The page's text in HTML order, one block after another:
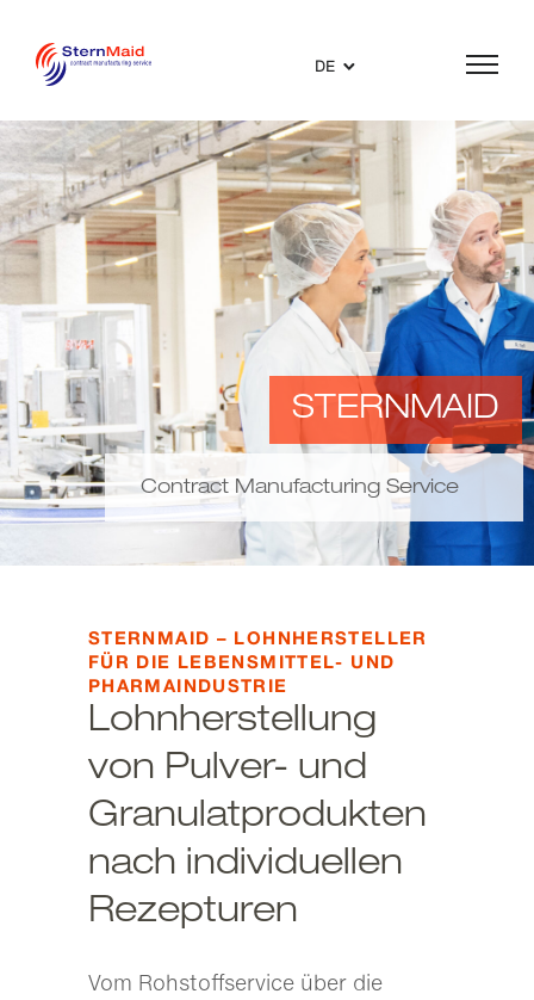
DE
STERNMAID
Contract Manufacturing Service
STERNMAID – LOHNHERSTELLER
FÜR DIE LEBENSMITTEL- UND
PHARMAINDUSTRIE
Lohnherstellung
von Pulver- und
Granulatprodukten
nach individuellen
Rezepturen
Vom Rohstoffservice über die